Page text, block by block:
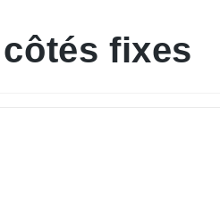
fixes